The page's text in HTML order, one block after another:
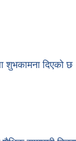
शुभकामना दिएको